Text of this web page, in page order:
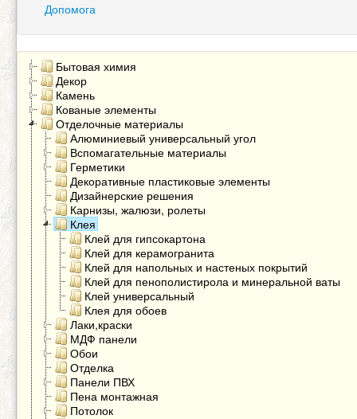
Допомога
Бытовая химия
Декор
Камень
Кованые элементы
Отделочные материалы
Алюминиевый универсальный угол
Вспомагательные материалы
Герметики
Декоративные пластиковые элементы
Дизайнерские решения
Карнизы, жалюзи, ролеты
Клея
Клей для гипсокартона
Клей для керамогранита
Клей для напольных и настеных покрытий
Клей для пенополистирола и минеральной ваты
Клей универсальный
Клея для обоев
Лаки,краски
МДФ панели
Обои
Отделка
Панели ПВХ
Пена монтажная
Потолок